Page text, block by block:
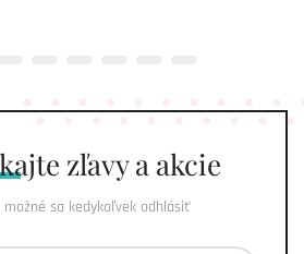
zľavy a akcie
sa kedykoľvek odhlásiť